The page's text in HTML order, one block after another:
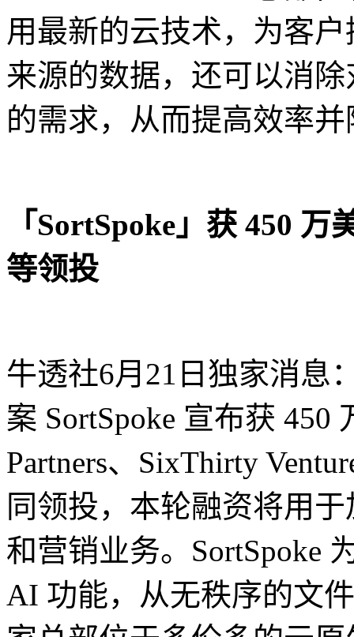
用最新的云技术，为客
来源的数据，还可以消
的需求，从而提高效率
「SortSpoke」获 450
等领投
牛透社6月21日独家消息
案 SortSpoke 宣布获 450
Partners、SixThirty
同领投，本轮融资将用
和营销业务。SortSpoke
AI 功能，从无秩序的文